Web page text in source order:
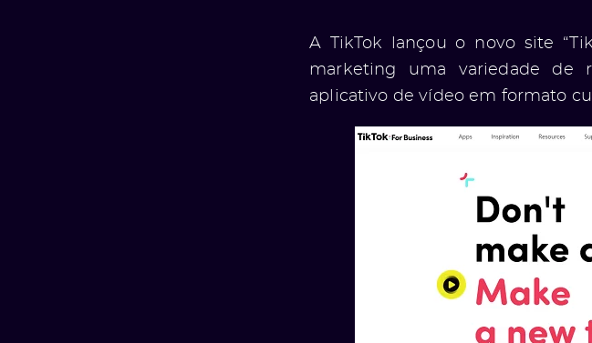
A TikTok lançou o novo site
marketing uma variedade de
aplicativo de vídeo em formato